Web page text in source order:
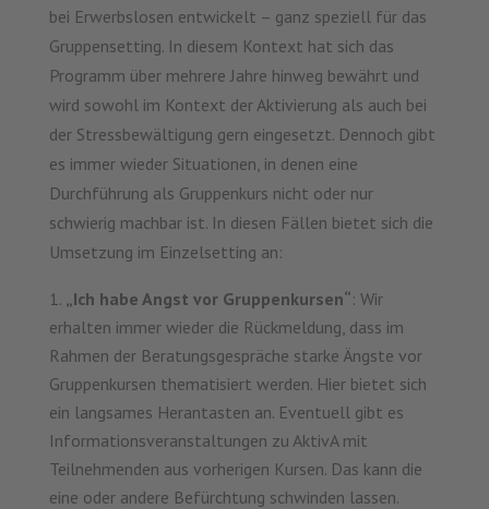
bei Erwerbslosen entwickelt – ganz speziell für das
Gruppensetting. In diesem Kontext hat sich das
Programm über mehrere Jahre hinweg bewährt und
wird sowohl im Kontext der Aktivierung als auch bei
der Stressbewältigung gern eingesetzt. Dennoch gibt
es immer wieder Situationen, in denen eine
Durchführung als Gruppenkurs nicht oder nur
schwierig machbar ist. In diesen Fällen bietet sich die
Umsetzung im Einzelsetting an:
„Ich habe Angst vor Gruppenkursen“: Wir
erhalten immer wieder die Rückmeldung, dass im
Rahmen der Beratungsgespräche starke Ängste vor
Gruppenkursen thematisiert werden. Hier bietet sich
ein langsames Herantasten an. Eventuell gibt es
Informationsveranstaltungen zu AktivA mit
Teilnehmenden aus vorherigen Kursen. Das kann die
eine oder andere Befürchtung schwinden lassen.